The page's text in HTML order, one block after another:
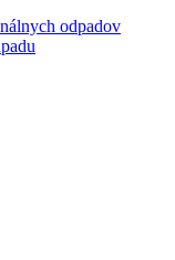
odpadov